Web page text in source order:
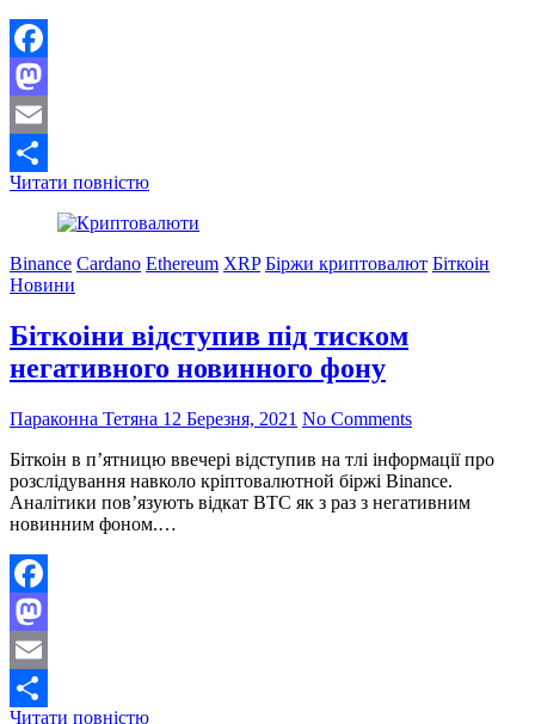
Facebook
Mastodon
Email
Поділитися
Читати повністюЗапуск
юаня
спричинити
(USDT)
Binance Cardano Ethereum XRP Біржи криптовалют Біткоін
Новини
Біткоіни відступив під тиском
негативного новинного фону
Параконна Тетяна 12 Березня, 2021 No Comments
Біткоін в п’ятницю ввечері відступив на тлі інформації про
розслідування навколо кріптовалютной біржі Binance.
Аналітики пов’язують відкат BTC як з раз з негативним
новинним фоном.…
Facebook
Mastodon
Email
Читати повністюБіткоіни